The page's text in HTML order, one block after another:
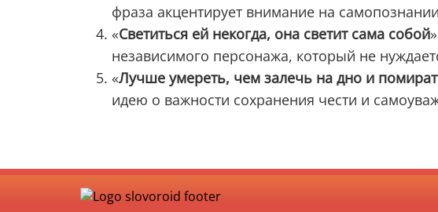
фраза акцентирует внимание на
«Светиться ей некогда, она светит сама собой
независимого персонажа, который не
«Лучше умереть, чем залечь на дно и
идею о важности сохранения чести и